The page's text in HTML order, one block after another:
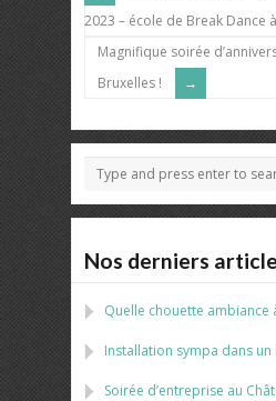
2023 – école de Break Dance
Magnifique soirée
Bruxelles !
Nos derniers
Quelle chouette ambiance
Installation sympa dans
Soirée d’entreprise au